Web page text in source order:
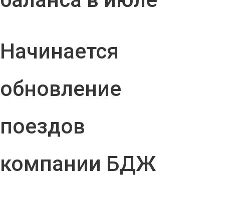
Начинается
обновление
поездов
компании БДЖ